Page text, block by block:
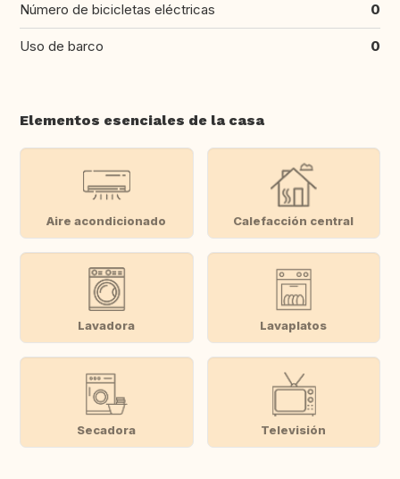
Número de bicicletas eléctricas 0
Uso de barco 0
Elementos esenciales de la casa
Aire acondicionado Calefacción central
Lavadora Lavaplatos
Secadora Televisión